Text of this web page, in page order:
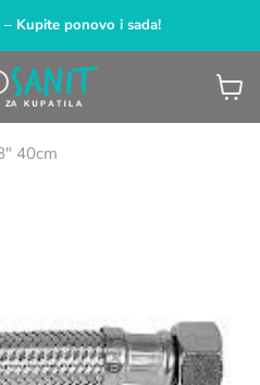
Kupite ponovo i sada!
korpu
40cm